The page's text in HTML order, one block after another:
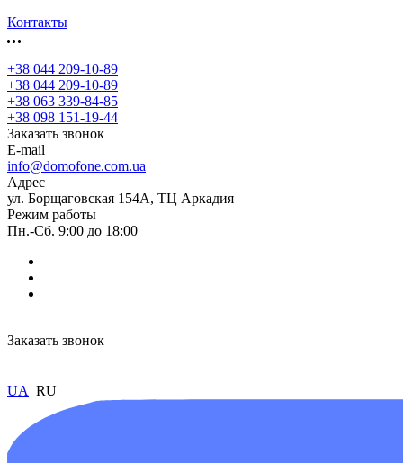
Контакты
+38 044 209-10-89
+38 044 209-10-89
+38 063 339-84-85
+38 098 151-19-44
Заказать звонок
E-mail
info@domofone.com.ua
Адрес
ул. Борщаговская 154А, ТЦ Аркадия
Режим работы
Пн.-Сб. 9:00 до 18:00
Заказать звонок
UA RU